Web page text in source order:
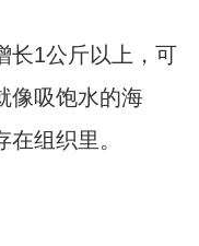
长1公斤以上，可
像吸饱水的海
组织里。